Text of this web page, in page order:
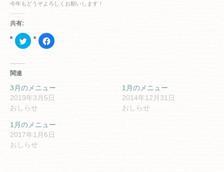
今年もどうぞよろしくお願いします！
共有:
ク
リ
共
有
(新
し
い
ィ
ン
ド
ウ
で
Facebook
で
ク
リ
ッ
く
さ
い
関連
3月のメニュー
2019年3月5日
おしらせ
1月のメニュー
2014年12月31日
おしらせ
1月のメニュー
2017年1月6日
おしらせ